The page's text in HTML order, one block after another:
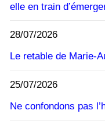
elle en train
28/07/2026
Le retable de Marie-
25/07/2026
Ne confondons pas